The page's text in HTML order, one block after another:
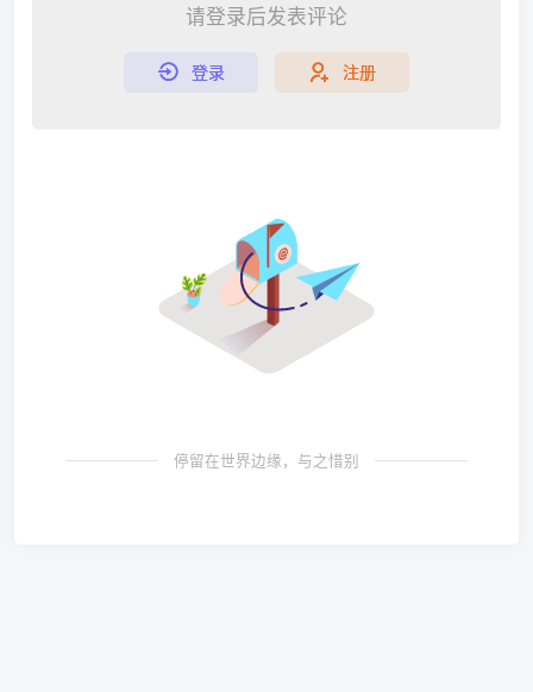
请登录后发表评论
登录 注册
停留在世界边缘，与之惜别